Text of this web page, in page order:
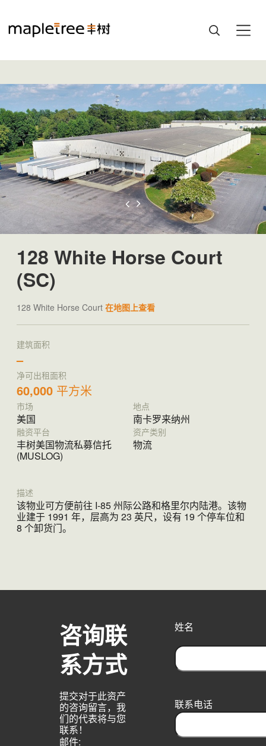
128 White Horse Court
(SC)
128 White Horse Court 在地图上查看
建筑面积
–
净可出租面积
60,000 平方米
市场
美国
地点
南卡罗来纳州
融资平台
丰树美国物流私募信托
(MUSLOG)​
资产类别
物流
描述
该物业可方便前往 I-85 州际公路和格里尔内陆港。该物
业建于 1991 年，层高为 23 英尺，设有 19 个停车位和
8 个卸货门。
咨询联
系方式
提交对于此资产
的咨询留言，我
们的代表将与您
联系！
邮件:
姓名
r
s
t
联系电话